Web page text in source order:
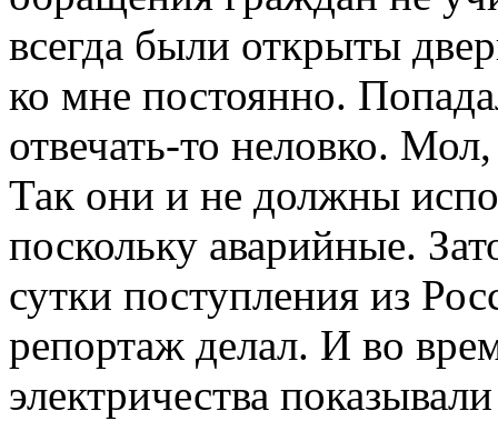
всегда были открыты
ко мне постоянно.
отвечать-то неловко.
Так они и не должны
поскольку аварийные.
сутки поступления из
репортаж делал. И во
электричества